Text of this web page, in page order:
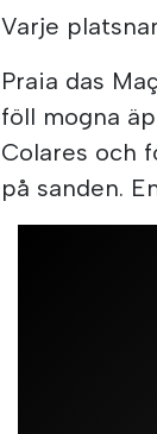
Varje
Praia das
föll mogna
Colares och
på sanden.